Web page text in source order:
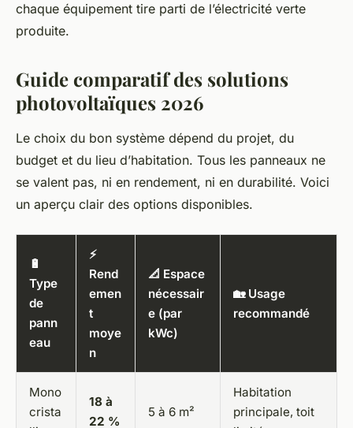
chaque équipement tire parti de l’électricité verte
produite.
Guide comparatif des solutions
photovoltaïques 2026
Le choix du bon système dépend du projet, du
budget et du lieu d’habitation. Tous les panneaux ne
se valent pas, ni en rendement, ni en durabilité. Voici
un aperçu clair des options disponibles.
🔋
Type
de
pann
eau
⚡
Rend
emen
t
moye
n
📐 Espace
nécessair
e (par
kWc)
🏡 Usage
recommandé
Mono
crista
18 à
22 %
5 à 6 m²
Habitation
principale, toit